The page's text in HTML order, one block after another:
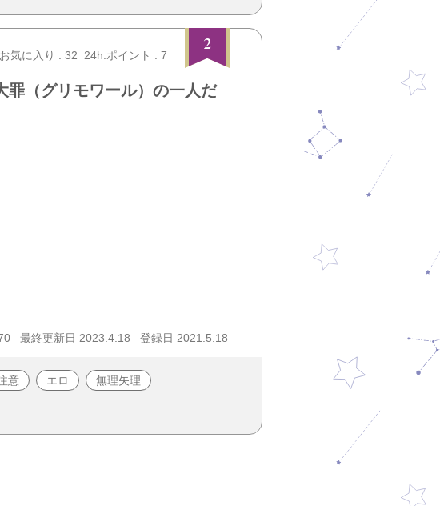
2
お気に入り : 32 24h.ポイント : 7
罪（グリモワール）の一人だ
最終更新日 2023.4.18 登録日 2021.5.18
意 エロ 無理矢理